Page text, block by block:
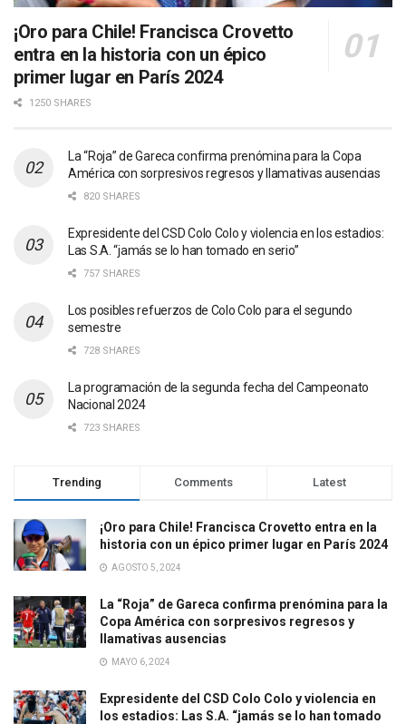
¡Oro para Chile! Francisca Crovetto
entra en la historia con un épico
primer lugar en París 2024
1250 SHARES
La “Roja” de Gareca confirma prenómina para la Copa
América con sorpresivos regresos y llamativas ausencias
820 SHARES
Expresidente del CSD Colo Colo y violencia en los estadios:
Las S.A. “jamás se lo han tomado en serio”
757 SHARES
Los posibles refuerzos de Colo Colo para el segundo
semestre
728 SHARES
La programación de la segunda fecha del Campeonato
Nacional 2024
723 SHARES
Trending Comments Latest
¡Oro para Chile! Francisca Crovetto entra en la
historia con un épico primer lugar en París 2024
AGOSTO 5, 2024
La “Roja” de Gareca confirma prenómina para la
Copa América con sorpresivos regresos y
llamativas ausencias
MAYO 6, 2024
Expresidente del CSD Colo Colo y violencia en
los estadios: Las S.A. “jamás se lo han tomado